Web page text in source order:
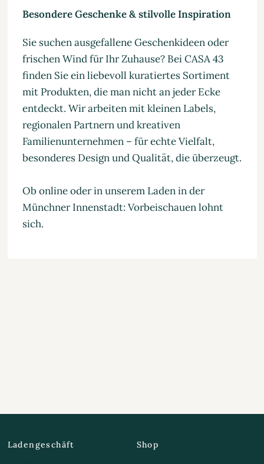
Besondere Geschenke & stilvolle Inspiration
Sie suchen ausgefallene Geschenkideen oder
frischen Wind für Ihr Zuhause? Bei CASA 43
finden Sie ein liebevoll kuratiertes Sortiment
mit Produkten, die man nicht an jeder Ecke
entdeckt. Wir arbeiten mit kleinen Labels,
regionalen Partnern und kreativen
Familienunternehmen – für echte Vielfalt,
besonderes Design und Qualität, die überzeugt.
Ob online oder in unserem Laden in der
Münchner Innenstadt: Vorbeischauen lohnt
sich.
Ladengeschäft Shop